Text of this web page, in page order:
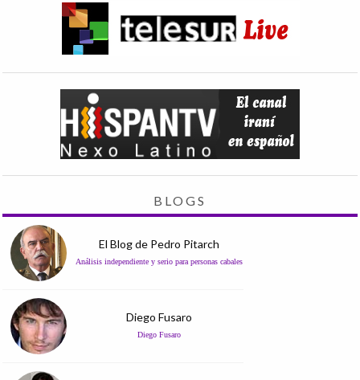
BLOGS
El Blog de Pedro Pitarch
Análisis independiente y serio para personas cabales
Diego Fusaro
Diego Fusaro